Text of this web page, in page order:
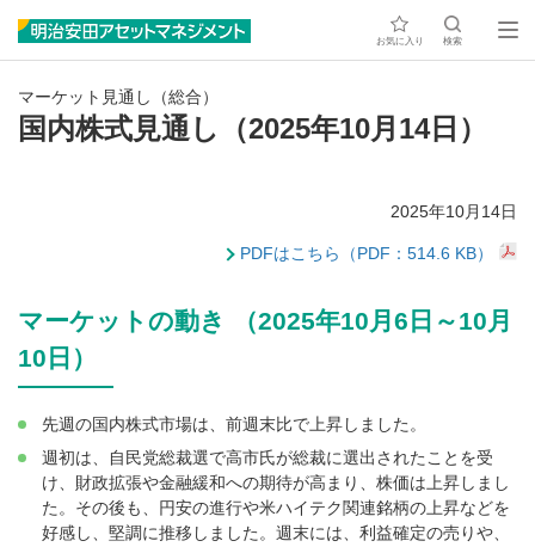
お気に入り 検索
マーケット見通し（総合）
国内株式見通し（2025年10月14日）
2025年10月14日
PDFはこちら（PDF：514.6 KB）
マーケットの動き （2025年10月6日～10月
10日）
先週の国内株式市場は、前週末比で上昇しました。
週初は、自民党総裁選で高市氏が総裁に選出されたことを受
け、財政拡張や金融緩和への期待が高まり、株価は上昇しまし
た。その後も、円安の進行や米ハイテク関連銘柄の上昇などを
好感し、堅調に推移しました。週末には、利益確定の売りや、